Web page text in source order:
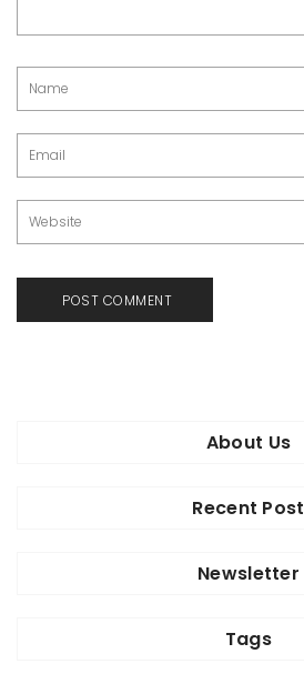
About Us
Recent Post
Newsletter
Tags